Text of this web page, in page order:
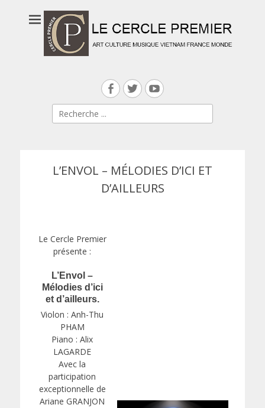
Facebook
TwitterYouTube
Rechercher :
L’ENVOL – MÉLODIES D’ICI ET
D’AILLEURS
Le Cercle Premier
présente :
L’Envol –
Mélodies d’ici
et d’ailleurs.
Violon : Anh-Thu
PHAM
Piano : Alix
LAGARDE
Avec la
participation
exceptionnelle de
Ariane GRANJON